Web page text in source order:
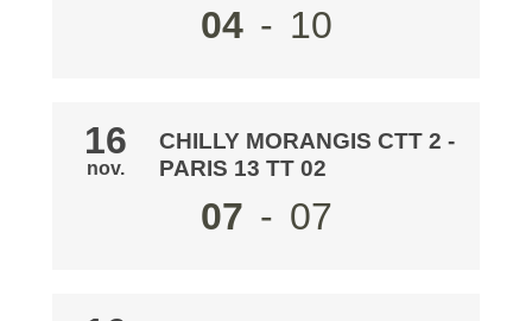
04 - 10
16
nov.
CHILLY MORANGIS CTT 2 -
PARIS 13 TT 02
07 - 07